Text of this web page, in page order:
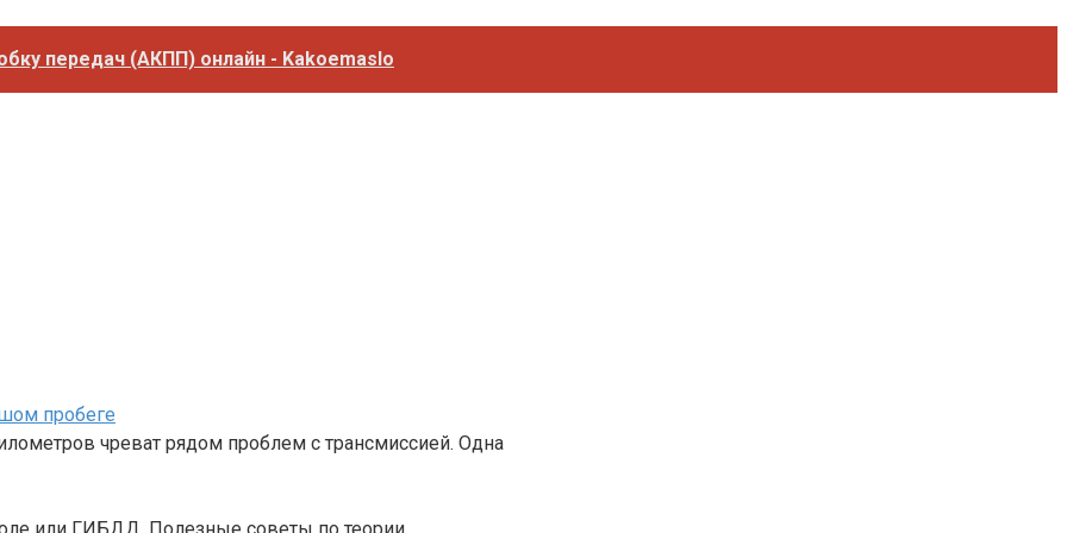
передач (АКПП) онлайн - Kakoemaslo
пробеге
чреват рядом проблем с трансмиссией. Одна